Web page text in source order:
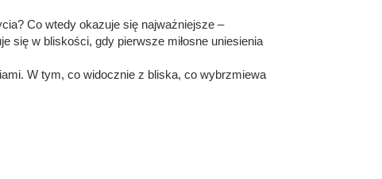
Co wtedy okazuje się najważniejsze –
się w bliskości, gdy pierwsze miłosne uniesienia
W tym, co widocznie z bliska, co wybrzmiewa